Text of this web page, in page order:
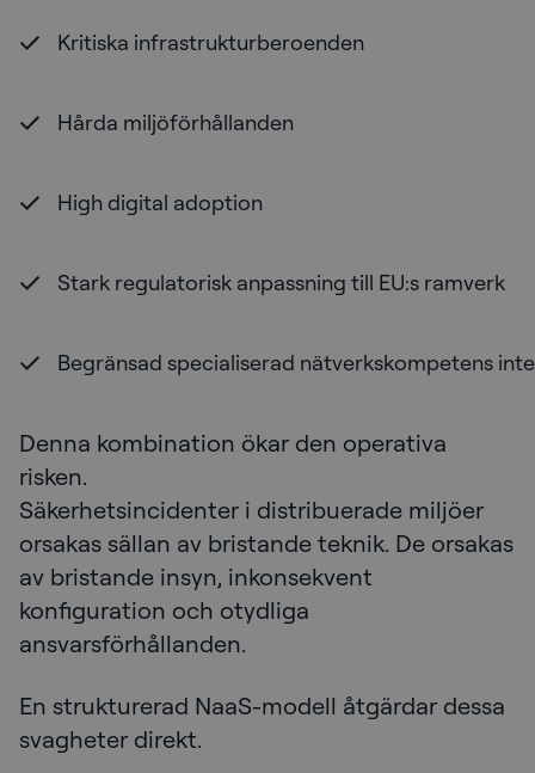
Kritiska infrastrukturberoenden
Hårda miljöförhållanden
High digital adoption
Stark regulatorisk anpassning till EU:s ramverk
Begränsad specialiserad nätverkskompetens
Denna kombination ökar den operativa
risken.
Säkerhetsincidenter i distribuerade miljöer
orsakas sällan av bristande teknik. De orsakas
av bristande insyn, inkonsekvent
konfiguration och otydliga
ansvarsförhållanden.
En strukturerad NaaS-modell åtgärdar dessa
svagheter direkt.